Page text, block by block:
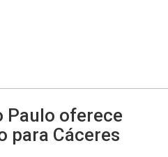
Paulo oferece
para Cáceres